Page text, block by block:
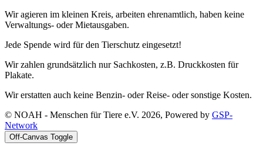
Wir agieren im kleinen Kreis, arbeiten ehrenamtlich, haben keine
Verwaltungs- oder Mietausgaben.
Jede Spende wird für den Tierschutz eingesetzt!
Wir zahlen grundsätzlich nur Sachkosten, z.B. Druckkosten für
Plakate.
Wir erstatten auch keine Benzin- oder Reise- oder sonstige Kosten.
© NOAH - Menschen für Tiere e.V. 2026, Powered by GSP-
Network
Off-Canvas Toggle